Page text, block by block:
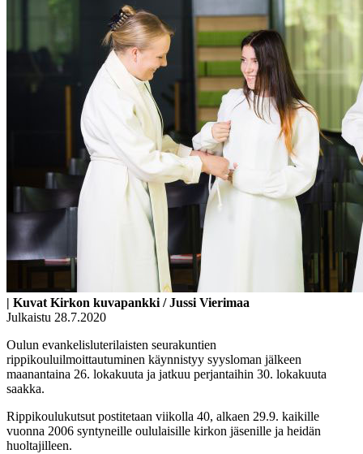
| Kuvat Kirkon kuvapankki / Jussi Vierimaa
Julkaistu 28.7.2020
Oulun evankelisluterilaisten seurakuntien
rippikouluilmoittautuminen käynnistyy syysloman jälkeen
maanantaina 26. lokakuuta ja jatkuu perjantaihin 30. lokakuuta
saakka.
Rippikoulukutsut postitetaan viikolla 40, alkaen 29.9. kaikille
vuonna 2006 syntyneille oululaisille kirkon jäsenille ja heidän
huoltajilleen.